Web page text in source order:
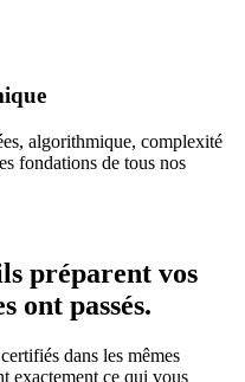
algorithmique, complexité
fondations de tous nos
préparent vos
ont passés.
dans les mêmes
exactement ce qui vous